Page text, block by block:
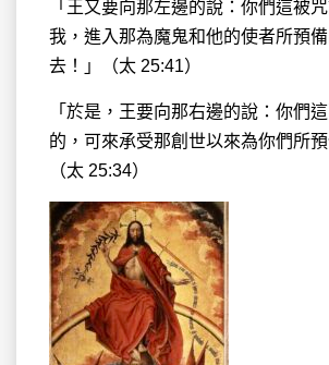
「王又要向那左邊的說：你們這被
我，進入那為魔鬼和他的使者所預
去！」（太 25:41）
「於是，王要向那右邊的說：你們
的，可來承受那創世以來為你們所預
（太 25:34）